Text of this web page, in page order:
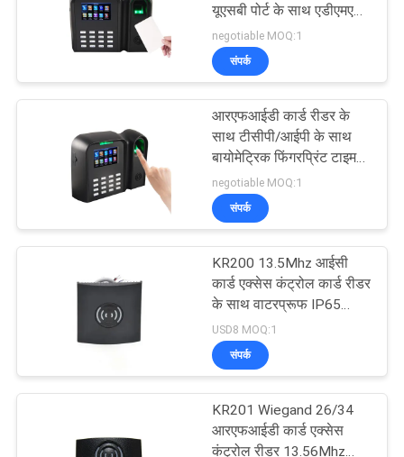
साइटमैप
गोपनीयता
वायरलेस स्मार्ट डोर लॉक
Tuya TTLock
126
अभिगम नियंत्रण पाठक
61
यूएसबी पोर्ट के साथ एडीएमएस
के साथ
negotiable MOQ:1
संपर्क
आरएफआईडी कार्ड रीडर के
साथ टीसीपी/आईपी के साथ
बायोमेट्रिक फिंगरप्रिंट टाइम
अटेंडेंस डिवाइस
negotiable MOQ:1
संपर्क
KR200 13.5Mhz आईसी
कार्ड एक्सेस कंट्रोल कार्ड रीडर
के साथ वाटरप्रूफ IP65
एबीएस प्लास्टिक
USD8 MOQ:1
संपर्क
KR201 Wiegand 26/34
आरएफआईडी कार्ड एक्सेस
कंट्रोल रीडर 13.56Mhz